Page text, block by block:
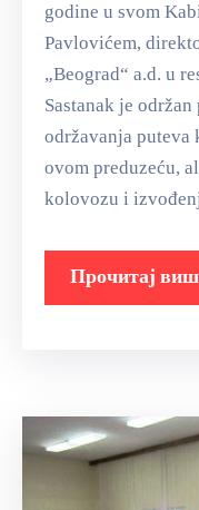
godine u svom
Pavlovićem,
„Beograd“ a.d. u
Sastanak je
održavanja puteva
ovom preduzeću,
kolovozu i
Прочитај